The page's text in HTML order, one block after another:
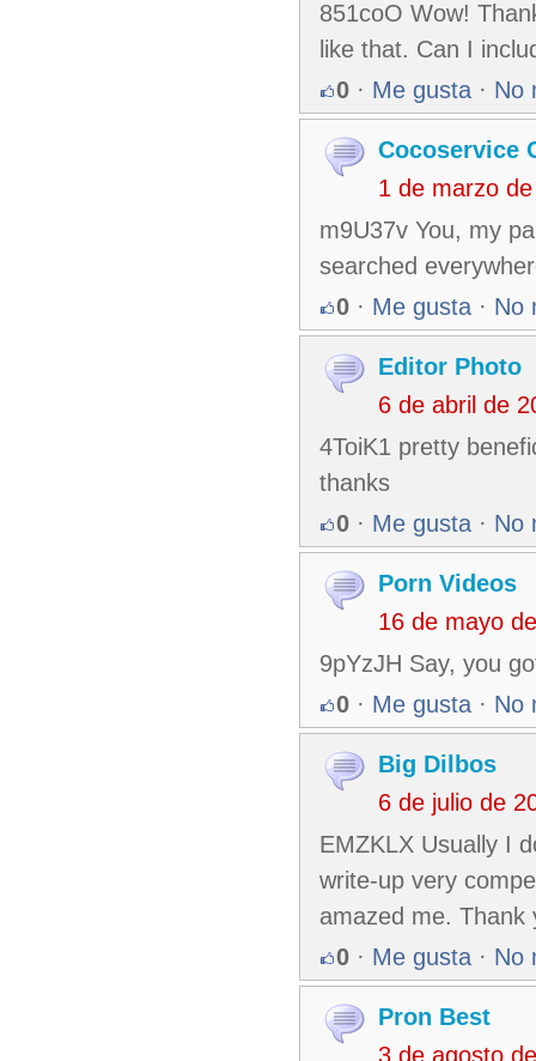
851coO Wow!
like that. Can I
0 · Me gusta · No
Cocoservice
1 de marzo
m9U37v You, my
searched
0 · Me gusta · No
Editor Photo
6 de abril de
4ToiK1 pretty
thanks
0 · Me gusta · No
Porn Videos
16 de mayo
9pYzJH Say, you
0 · Me gusta · No
Big Dilbos
6 de julio de
EMZKLX Usually I
write-up very
amazed me. Thank
0 · Me gusta · No
Pron Best
3 de agosto